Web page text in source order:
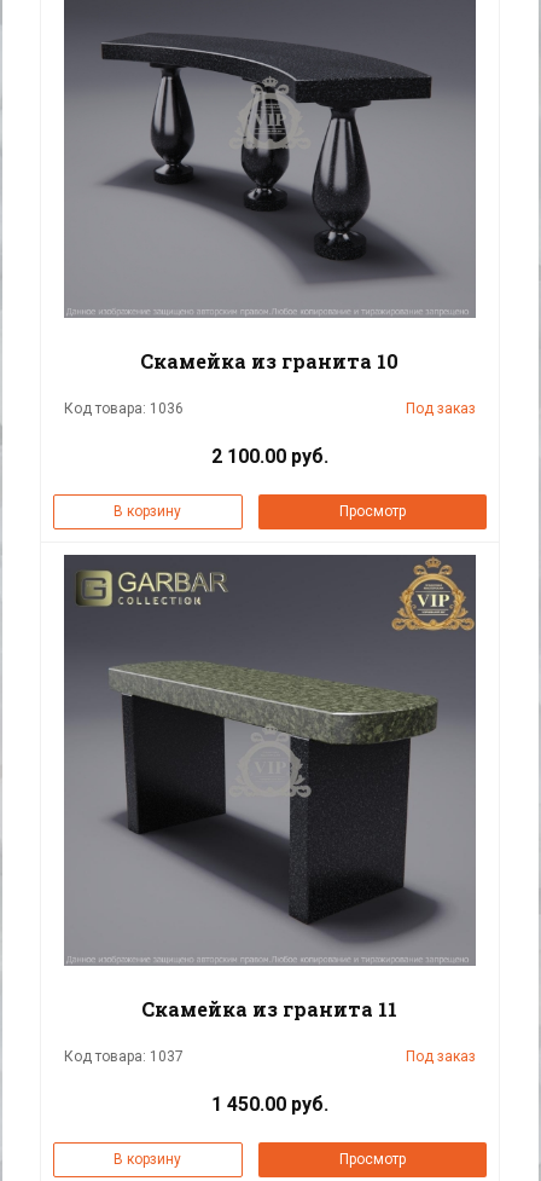
Скамейка из гранита 10
Код товара: 1036 Под заказ
2 100.00 руб.
В корзину Просмотр
Скамейка из гранита 11
Код товара: 1037 Под заказ
1 450.00 руб.
В корзину Просмотр